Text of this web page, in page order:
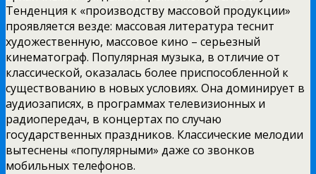
Тенденция к «производству массовой продукции»
проявляется везде: массовая литература теснит
художественную, массовое кино – серьезный
кинематограф. Популярная музыка, в отличие от
классической, оказалась более приспособленной к
существованию в новых условиях. Она доминирует в
аудиозаписях, в программах телевизионных и
радиопередач, в концертах по случаю
государственных праздников. Классические мелодии
вытеснены «популярными» даже со звонков
мобильных телефонов.